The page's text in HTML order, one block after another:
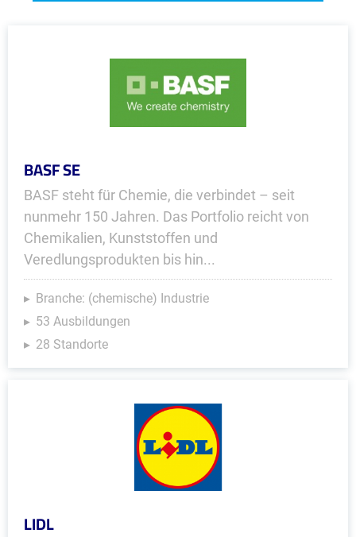
BASF SE
BASF steht für Chemie, die verbindet – seit
nunmehr 150 Jahren. Das Portfolio reicht von
Chemikalien, Kunststoffen und
Veredlungsprodukten bis hin...
Branche: (chemische) Industrie
53 Ausbildungen
28 Standorte
LIDL